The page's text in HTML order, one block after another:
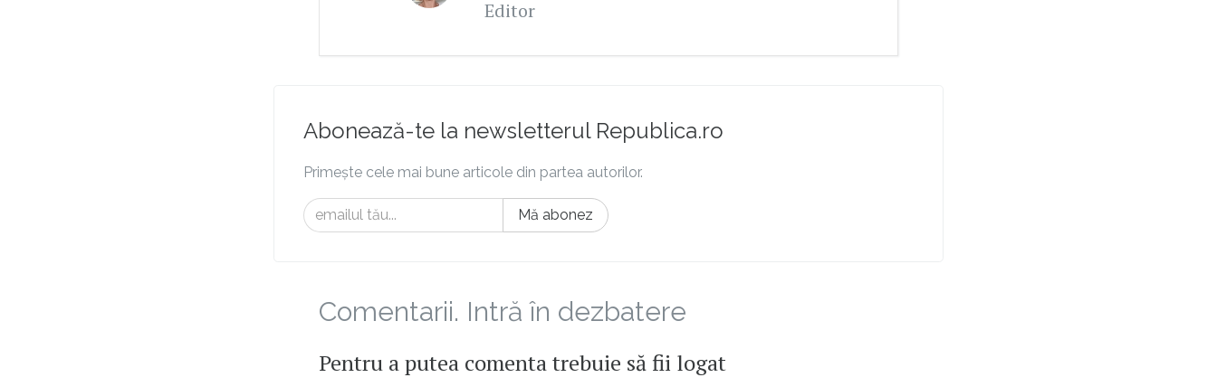
Editor
Abonează-te la newsletterul Republica.ro
Primește cele mai bune articole din partea autorilor.
Mă abonez
Comentarii. Intră în dezbatere
Pentru a putea comenta trebuie să fii logat